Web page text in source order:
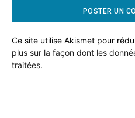
Ce site utilise Akismet pour
plus sur la façon dont les
traitées.